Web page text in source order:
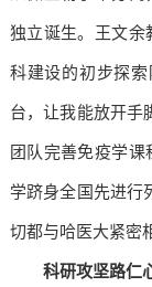
独立诞生。王文余
科建设的初步探
台，让我能放开手
团队完善免疫学
学跻身全国先进行
切都与哈医大紧密
科研攻坚路仁